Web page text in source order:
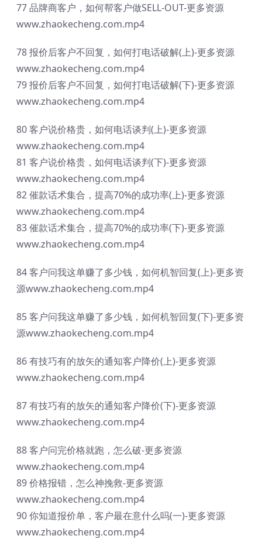
77 品牌商客户，如何帮客户做SELL-OUT-更多资源
www.zhaokecheng.com.mp4
78 报价后客户不回复，如何打电话破解(上)-更多资源
www.zhaokecheng.com.mp4
79 报价后客户不回复，如何打电话破解(下)-更多资源
www.zhaokecheng.com.mp4
80 客户说价格贵，如何电话谈判(上)-更多资源
www.zhaokecheng.com.mp4
81 客户说价格贵，如何电话谈判(下)-更多资源
www.zhaokecheng.com.mp4
82 催款话术集合，提高70%的成功率(上)-更多资源
www.zhaokecheng.com.mp4
83 催款话术集合，提高70%的成功率(下)-更多资源
www.zhaokecheng.com.mp4
84 客户问我这单赚了多少钱，如何机智回复(上)-更多资
源www.zhaokecheng.com.mp4
85 客户问我这单赚了多少钱，如何机智回复(下)-更多资
源www.zhaokecheng.com.mp4
86 有技巧有的放矢的通知客户降价(上)-更多资源
www.zhaokecheng.com.mp4
87 有技巧有的放矢的通知客户降价(下)-更多资源
www.zhaokecheng.com.mp4
88 客户问完价格就跑，怎么破-更多资源
www.zhaokecheng.com.mp4
89 价格报错，怎么神挽救-更多资源
www.zhaokecheng.com.mp4
90 你知道报价单，客户最在意什么吗(一)-更多资源
www.zhaokecheng.com.mp4